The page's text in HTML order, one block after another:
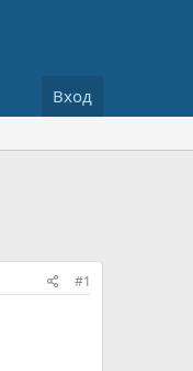
Вход
#1